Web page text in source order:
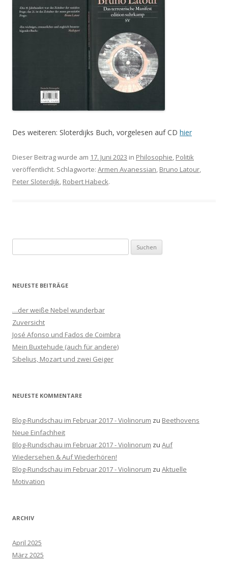
Des weiteren: Sloterdijks Buch, vorgelesen auf CD hier
Dieser Beitrag wurde am 17. Juni 2023 in Philosophie, Politik
veröffentlicht. Schlagworte: Armen Avanessian, Bruno Latour,
Peter Sloterdijk, Robert Habeck.
u
h
n
a
c
h
NEUESTE BEITRÄGE
…der weiße Nebel wunderbar
Zuversicht
José Afonso und Fados de Coimbra
Mein Buxtehude (auch für andere)
Sibelius, Mozart und zwei Geiger
NEUESTE KOMMENTARE
Blog-Rundschau im Februar 2017 - Violinorum zu Beethovens
Neue Einfachheit
Blog-Rundschau im Februar 2017 - Violinorum zu Auf
Wiedersehen & Auf Wiederhören!
Blog-Rundschau im Februar 2017 - Violinorum zu Aktuelle
Motivation
ARCHIV
April 2025
März 2025